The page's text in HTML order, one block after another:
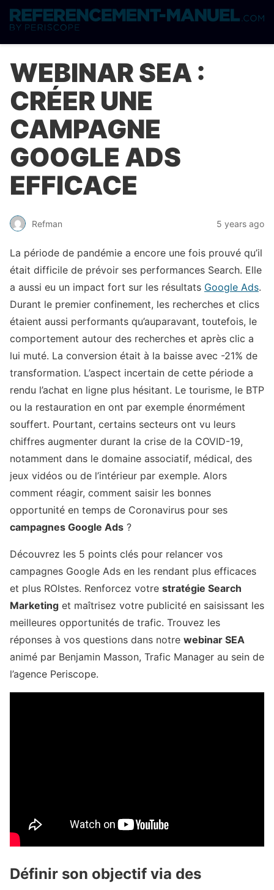
WEBINAR SEA :
CRÉER UNE
CAMPAGNE
GOOGLE ADS
EFFICACE
Refman 5 years ago
La période de pandémie a encore une fois prouvé qu’il
était difficile de prévoir ses performances Search. Elle
a aussi eu un impact fort sur les résultats Google Ads.
Durant le premier confinement, les recherches et clics
étaient aussi performants qu’auparavant, toutefois, le
comportement autour des recherches et après clic a
lui muté. La conversion était à la baisse avec -21% de
transformation. L’aspect incertain de cette période a
rendu l’achat en ligne plus hésitant. Le tourisme, le BTP
ou la restauration en ont par exemple énormément
souffert. Pourtant, certains secteurs ont vu leurs
chiffres augmenter durant la crise de la COVID-19,
notamment dans le domaine associatif, médical, des
jeux vidéos ou de l’intérieur par exemple. Alors
comment réagir, comment saisir les bonnes
opportunité en temps de Coronavirus pour ses
campagnes Google Ads ?
Découvrez les 5 points clés pour relancer vos
campagnes Google Ads en les rendant plus efficaces
et plus ROIstes. Renforcez votre stratégie Search
Marketing et maîtrisez votre publicité en saisissant les
meilleures opportunités de trafic. Trouvez les
réponses à vos questions dans notre webinar SEA
animé par Benjamin Masson, Trafic Manager au sein de
l’agence Periscope.
Définir son objectif via des